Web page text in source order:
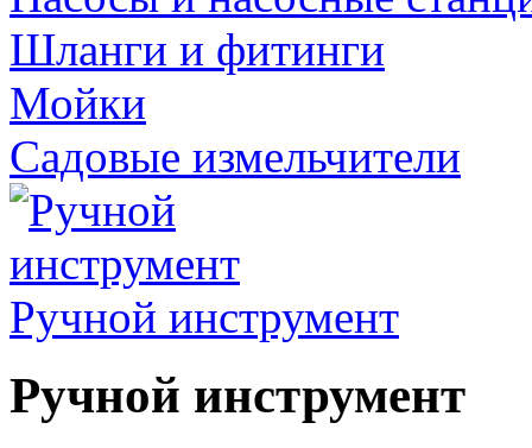
Шланги и фитинги
Мойки
Садовые измельчители
Ручной инструмент
Ручной инструмент